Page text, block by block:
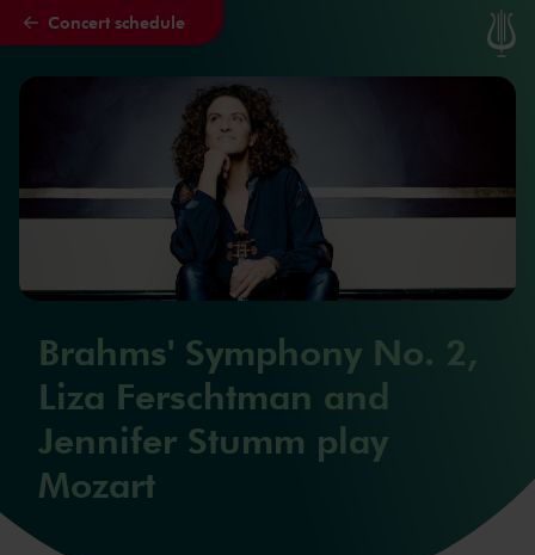
Skip to main content
Concert schedule
Brahms' Symphony No. 2,
Liza Ferschtman and
Jennifer Stumm play
Mozart